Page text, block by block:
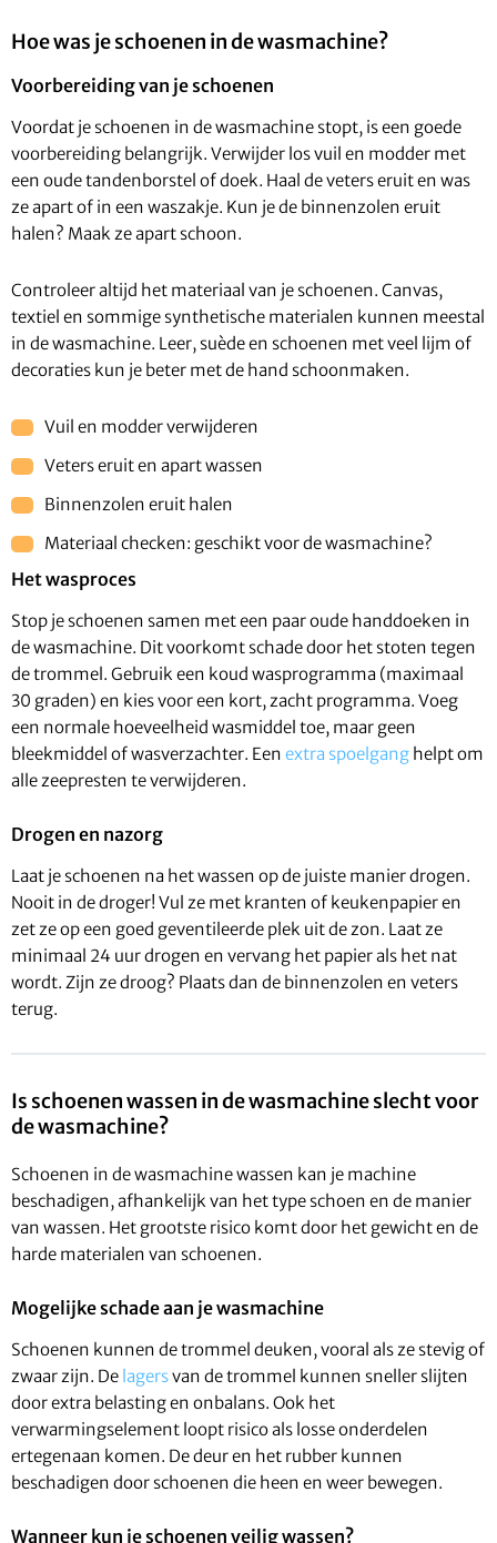
Hoe was je schoenen in de wasmachine?
Voorbereiding van je schoenen
Voordat je schoenen in de wasmachine stopt, is een goede
voorbereiding belangrijk. Verwijder los vuil en modder met
een oude tandenborstel of doek. Haal de veters eruit en was
ze apart of in een waszakje. Kun je de binnenzolen eruit
halen? Maak ze apart schoon.
Controleer altijd het materiaal van je schoenen. Canvas,
textiel en sommige synthetische materialen kunnen meestal
in de wasmachine. Leer, suède en schoenen met veel lijm of
decoraties kun je beter met de hand schoonmaken.
Vuil en modder verwijderen
Veters eruit en apart wassen
Binnenzolen eruit halen
Materiaal checken: geschikt voor de wasmachine?
Het wasproces
Stop je schoenen samen met een paar oude handdoeken in
de wasmachine. Dit voorkomt schade door het stoten tegen
de trommel. Gebruik een koud wasprogramma (maximaal
30 graden) en kies voor een kort, zacht programma. Voeg
een normale hoeveelheid wasmiddel toe, maar geen
bleekmiddel of wasverzachter. Een extra spoelgang helpt om
alle zeepresten te verwijderen.
Drogen en nazorg
Laat je schoenen na het wassen op de juiste manier drogen.
Nooit in de droger! Vul ze met kranten of keukenpapier en
zet ze op een goed geventileerde plek uit de zon. Laat ze
minimaal 24 uur drogen en vervang het papier als het nat
wordt. Zijn ze droog? Plaats dan de binnenzolen en veters
terug.
Is schoenen wassen in de wasmachine slecht voor
de wasmachine?
Schoenen in de wasmachine wassen kan je machine
beschadigen, afhankelijk van het type schoen en de manier
van wassen. Het grootste risico komt door het gewicht en de
harde materialen van schoenen.
Mogelijke schade aan je wasmachine
Schoenen kunnen de trommel deuken, vooral als ze stevig of
zwaar zijn. De lagersvan de trommel kunnen sneller slijten
door extra belasting en onbalans. Ook het
verwarmingselement loopt risico als losse onderdelen
ertegenaan komen. De deur en het rubber kunnen
beschadigen door schoenen die heen en weer bewegen.
Wanneer kun je schoenen veilig wassen?